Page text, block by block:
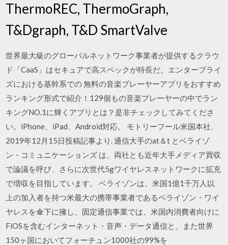
ThermoREC, ThermoGraph,
T&Dgraph, T&D SmartValve
世界最大級のグローバルネットワーク事業者が提供するクラウ
ド「CaaS」はセキュアで高スペックが特長だ。エンタープライ
ズにおける基幹系での 無料の音楽プレーヤーアプリをおすすめ
ランキング形式で紹介！129個もの音楽プレーヤーの中でラン
キングNO.1に輝くアプリとは？是非チェックしてみてくださ
い。iPhone、iPad、Android対応。 モトリーフール米国本社、
2019年12月15日投稿記事より. 通信大手のat＆t とベライゾ
ン・コミュニケーションズ は、両社とも近年大手メディア買収
で論議を呼び、さらに次世代5gワイヤレスネットワークに拡充
で増収を目指しています。 ベライゾンは、米国1億1千万人以
上の加入者を持つ米最大の携帯事業者であるベライゾン・ワイ
ヤレスを傘下に擁し、固定通信事業では、米国内消費者向けに
FiOSを含むインターネット・音声・データ通信と、また世界
150ヶ国においてフォーチュン1000社の99%を